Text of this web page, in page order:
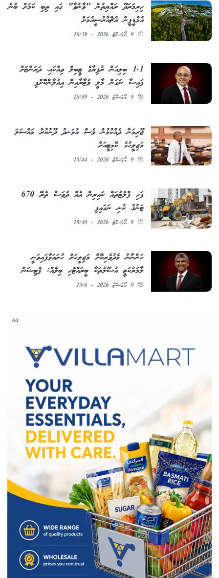
ހިރިމަރަދޫ ރައްޔިތުން "ވާނުވާ" ގައި ތިބި ކަމަށް ބުނެ
އެމްޑީޕީން އެޗްއާރުސީއެމަށް
9 އޯގަސްޓު 2026 - 16:39
1.1 ބިލިއަން ރުފިޔާގެ ޓީބިލް ވިއްކައި، ދަރަންޏަށް
ފައިސާ ނަގަން މާލީ ވުޒާރާއިން އިއުލާންކޮށްފި
9 އޯގަސްޓު 2026 - 15:59
ޖޫރިމަނާ ދެއްކުމުން ވެސް އުޅަނދު ދޫނުކުރާ މައްސަލަ
މަޖިލީހުގެ ކޮމިޓީއަށް
9 އޯގަސްޓު 2026 - 15:44
ފަހި ފްލެޓުތައް ކައިރިން އެއް ދުވަސް ތެރޭ 670
ޓަނުގެ ކުނި ނަގައިފި
9 އޯގަސްޓު 2026 - 15:40
ހަންނާނު މެދުވެރިކޮށް މަޖިލީހަށް ހުށައަޅާފައިވަނީ
ލާމަރުކަޒީ އުސޫލުތަކާ ބީރައްޓެހި ބިލެއް: ޕެޓިޝަން
9 އޯގަސްޓު 2026 - 15:6
Ad